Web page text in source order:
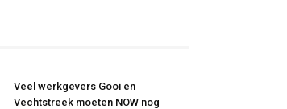
Veel werkgevers Gooi en
Vechtstreek moeten NOW nog